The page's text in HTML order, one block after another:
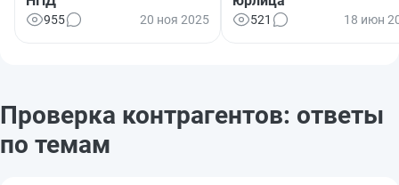
955 20 ноя 2025 521 18 июн
Проверка контрагентов: ответы
по темам